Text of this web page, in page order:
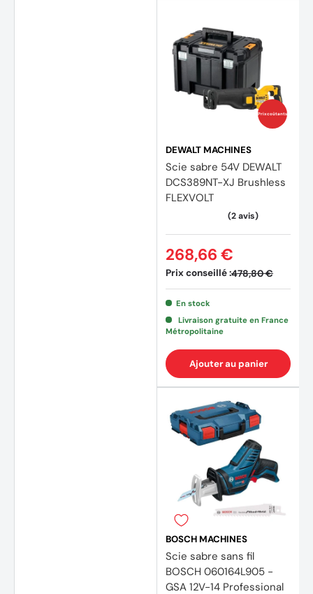
Prix coûtants
DEWALT MACHINES
Scie sabre 54V DEWALT
DCS389NT-XJ Brushless
FLEXVOLT
Prix conseillé :478,80 €
268,66 €
En stock
Livraison gratuite en France
Métropolitaine
Ajouter au panier
BOSCH MACHINES
Scie sabre sans fil
BOSCH 060164L905 -
GSA 12V-14 Professional